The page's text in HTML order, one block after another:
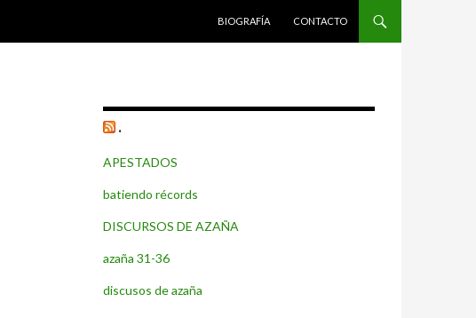
BIOGRAFÍA
CONTACTO
.
APESTADOS
batiendo récords
DISCURSOS DE AZAÑA
azaña 31-36
discusos de azaña